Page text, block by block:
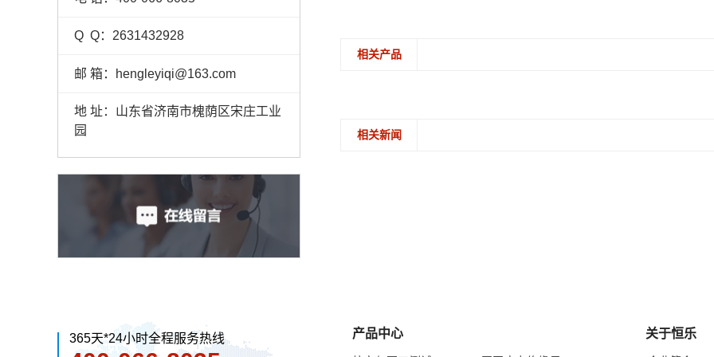
Q Q：2631432928
邮 箱：hengleyiqi@163.com
地 址：山东省济南市槐荫区宋庄工业
园
相关产品
相关新闻
365天*24小时全程服务热线 产品中心 关于恒乐